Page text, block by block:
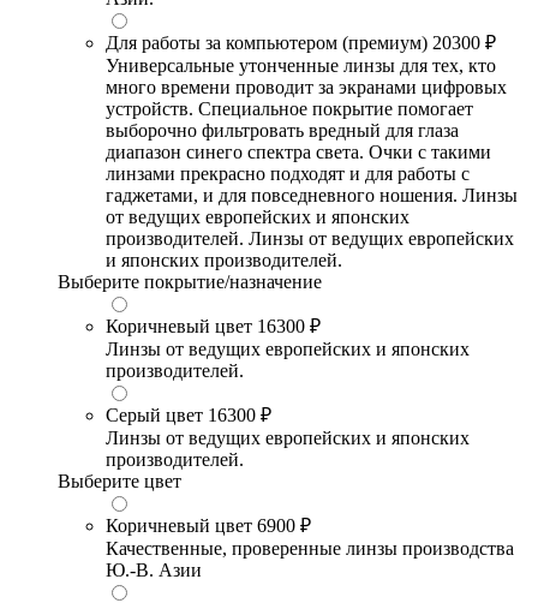
Для работы за компьютером (премиум) 20300 ₽
Универсальные утонченные линзы для тех, кто
много времени проводит за экранами цифровых
устройств. Специальное покрытие помогает
выборочно фильтровать вредный для глаза
диапазон синего спектра света. Очки с такими
линзами прекрасно подходят и для работы с
гаджетами, и для повседневного ношения. Линзы
от ведущих европейских и японских
производителей. Линзы от ведущих европейских
и японских производителей.
Выберите покрытие/назначение
Коричневый цвет 16300 ₽
Линзы от ведущих европейских и японских
производителей.
Серый цвет 16300 ₽
Линзы от ведущих европейских и японских
производителей.
Выберите цвет
Коричневый цвет 6900 ₽
Качественные, проверенные линзы производства
Ю.-В. Азии